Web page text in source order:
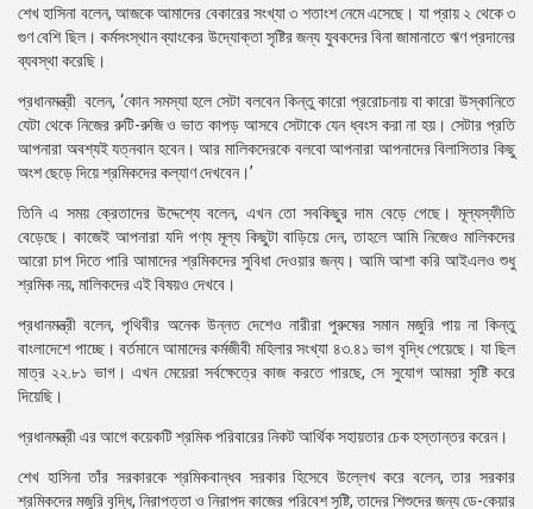
শেখ হাসিনা বলেন, আজকে আমাদের বেকারের সংখ্যা ৩ শতাংশ নেমে এসেছে। যা প্রায় ২ থেকে ৩
গুণ বেশি ছিল। কর্মসংস্থান ব্যাংকের উদ্যোক্তা সৃষ্টির জন্য যুবকদের বিনা জামানাতে ঋণ প্রদানের
ব্যবস্থা করেছি।
প্রধানমন্ত্রী বলেন, ‘কোন সমস্যা হলে সেটা বলবেন কিন্তু কারো প্ররোচনায় বা কারো উস্কানিতে
যেটা থেকে নিজের রুটি-রুজি ও ভাত কাপড় আসবে সেটাকে যেন ধ্বংস করা না হয়। সেটার প্রতি
আপনারা অবশ্যই যত্নবান হবেন। আর মালিকদেরকে বলবো আপনারা আপনাদের বিলাসিতার কিছু
অংশ ছেড়ে দিয়ে শ্রমিকদের কল্যাণ দেখবেন।’
তিনি এ সময় ক্রেতাদের উদ্দেশ্যে বলেন, এখন তো সবকিছুর দাম বেড়ে গেছে। মূল্যস্ফীতি
বেড়েছে। কাজেই আপনারা যদি পণ্য মূল্য কিছুটা বাড়িয়ে দেন, তাহলে আমি নিজেও মালিকদের
আরো চাপ দিতে পারি আমাদের শ্রমিকদের সুবিধা দেওয়ার জন্য। আমি আশা করি আইএলও শুধু
শ্রমিক নয়, মালিকদের এই বিষয়ও দেখবে।
প্রধানমন্ত্রী বলেন, পৃথিবীর অনেক উন্নত দেশেও নারীরা পুরুষের সমান মজুরি পায় না কিন্তু
বাংলাদেশে পাচ্ছে। বর্তমানে আমাদের কর্মজীবী মহিলার সংখ্যা ৪৩.৪১ ভাগ বৃদ্ধি পেয়েছে। যা ছিল
মাত্র ২২.৮১ ভাগ। এখন মেয়েরা সর্বক্ষেত্রে কাজ করতে পারছে, সে সুযোগ আমরা সৃষ্টি করে
দিয়েছি।
প্রধানমন্ত্রী এর আগে কয়েকটি শ্রমিক পরিবারের নিকট আর্থিক সহায়তার চেক হস্তান্তর করেন।
শেখ হাসিনা তাঁর সরকারকে শ্রমিকবান্ধব সরকার হিসেবে উল্লেখ করে বলেন, তার সরকার
শ্রমিকদের মজুরি বৃদ্ধি, নিরাপত্তা ও নিরাপদ কাজের পরিবেশ সৃষ্টি, তাদের শিশুদের জন্য ডে-কেয়ার